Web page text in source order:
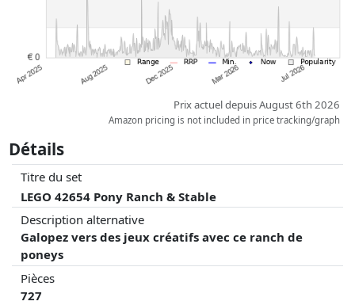
Prix actuel depuis August 6th 2026
Amazon pricing is not included in price tracking/graph
Détails
Titre du set
LEGO 42654 Pony Ranch & Stable
Description alternative
Galopez vers des jeux créatifs avec ce ranch de
poneys
Pièces
727